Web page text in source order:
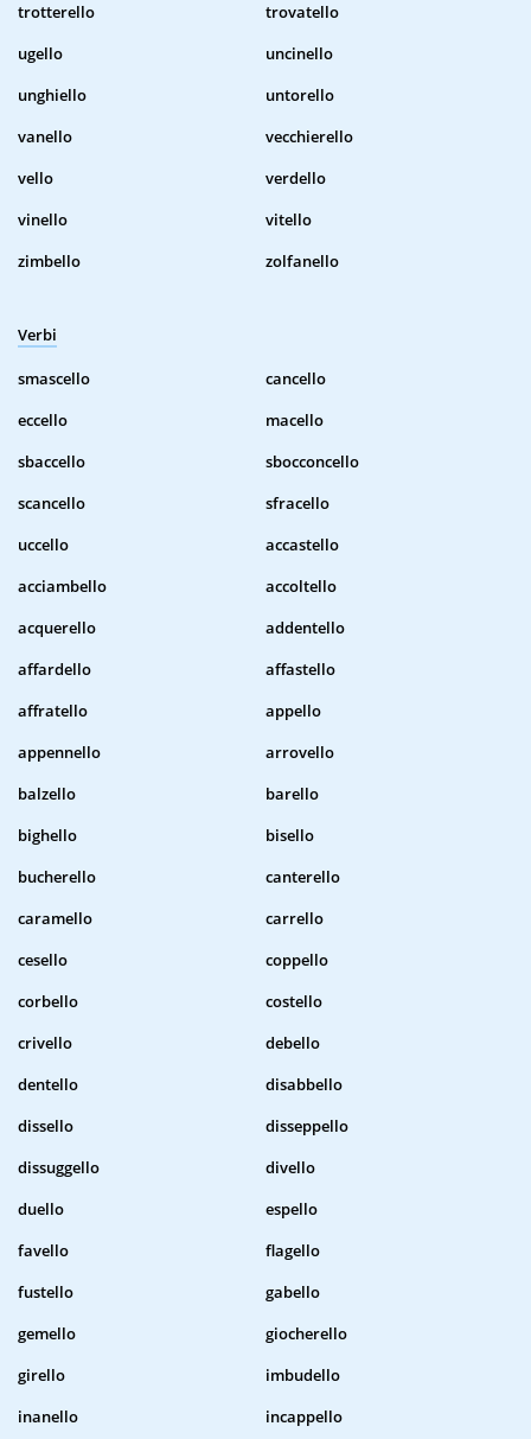
trotterello
trovatello
ugello
uncinello
unghiello
untorello
vanello
vecchierello
vello
verdello
vinello
vitello
zimbello
zolfanello
Verbi
smascello
cancello
eccello
macello
sbaccello
sbocconcello
scancello
sfracello
uccello
accastello
acciambello
accoltello
acquerello
addentello
affardello
affastello
affratello
appello
appennello
arrovello
balzello
barello
bighello
bisello
bucherello
canterello
caramello
carrello
cesello
coppello
corbello
costello
crivello
debello
dentello
disabbello
dissello
disseppello
dissuggello
divello
duello
espello
favello
flagello
fustello
gabello
gemello
giocherello
girello
imbudello
inanello
incappello